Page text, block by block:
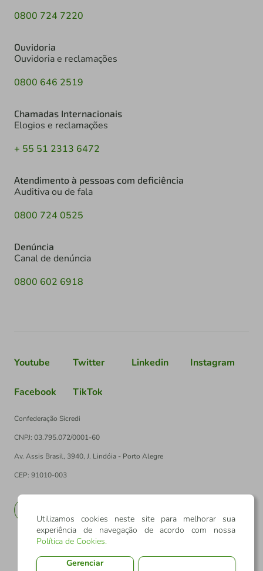
0800 724 7220
Ouvidoria
Ouvidoria e reclamações
0800 646 2519
Chamadas Internacionais
Elogios e reclamações
+ 55 51 2313 6472
Atendimento à pessoas com deficiência
Auditiva ou de fala
0800 724 0525
Denúncia
Canal de denúncia
0800 602 6918
Youtube Twitter Linkedin Instagram
Facebook TikTok
Confederação Sicredi
CNPJ: 03.795.072/0001-60
Av. Assis Brasil, 3940, J. Lindóia - Porto Alegre
CEP: 91010-003
Utilizamos cookies neste site para melhorar sua
experiência de navegação de acordo com nossa
Política de Cookies.
Gerenciar